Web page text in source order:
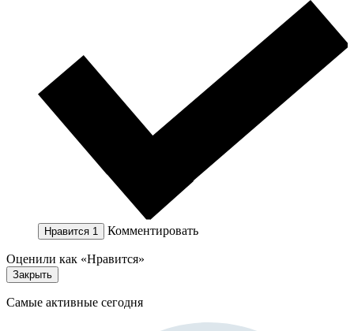
Нравится 1 Комментировать
Оценили как «Нравится»
Закрыть
Самые активные сегодня